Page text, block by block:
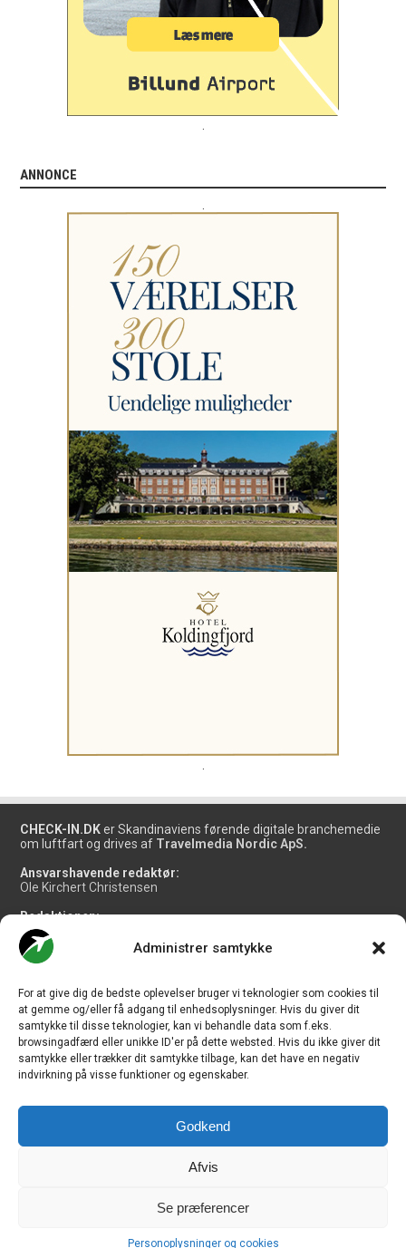
Administrer samtykke
For at give dig de bedste oplevelser bruger vi teknologier som cookies til
at gemme og/eller få adgang til enhedsoplysninger. Hvis du giver dit
samtykke til disse teknologier, kan vi behandle data som f.eks.
browsingadfærd eller unikke ID'er på dette websted. Hvis du ikke giver dit
samtykke eller trækker dit samtykke tilbage, kan det have en negativ
indvirkning på visse funktioner og egenskaber.
Godkend
Afvis
Se præferencer
Personoplysninger og cookies
ANNONCE
CHECK-IN.DK er Skandinaviens førende digitale branchemedie
om luftfart og drives af Travelmedia Nordic ApS.
Ansvarshavende redaktør:
Ole Kirchert Christensen
Redaktionen:
Christian Granhøj Skouboe
Henrik Baumgarten
Danny Longhi Andreasen
Salg og jobannoncer:
salg@travelmedianordic.com
Vi tager ansvar for indholdet og er tilmeldt